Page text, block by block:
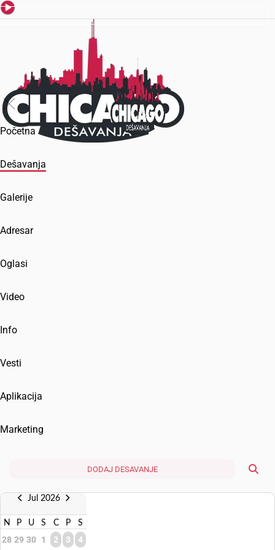
Početna
Dešavanja
Galerije
Adresar
Oglasi
Video
Info
Vesti
Aplikacija
Marketing
DODAJ DESAVANJE
Jul 2026
N P U S C P S
28 29 30 1 2 3 4